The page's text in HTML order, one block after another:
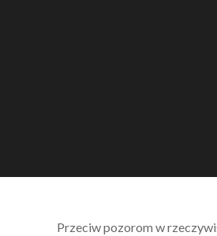
Przeciw pozorom w